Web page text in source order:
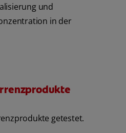
und
in der
getestet.